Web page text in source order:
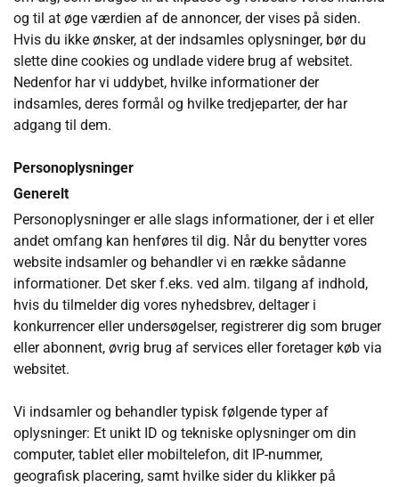
og til at øge værdien af de annoncer, der vises på siden.
Hvis du ikke ønsker, at der indsamles oplysninger, bør du
slette dine cookies og undlade videre brug af websitet.
Nedenfor har vi uddybet, hvilke informationer der
indsamles, deres formål og hvilke tredjeparter, der har
adgang til dem.
Personoplysninger
Generelt
Personoplysninger er alle slags informationer, der i et eller
andet omfang kan henføres til dig. Når du benytter vores
website indsamler og behandler vi en række sådanne
informationer. Det sker f.eks. ved alm. tilgang af indhold,
hvis du tilmelder dig vores nyhedsbrev, deltager i
konkurrencer eller undersøgelser, registrerer dig som bruger
eller abonnent, øvrig brug af services eller foretager køb via
websitet.
Vi indsamler og behandler typisk følgende typer af
oplysninger: Et unikt ID og tekniske oplysninger om din
computer, tablet eller mobiltelefon, dit IP-nummer,
geografisk placering, samt hvilke sider du klikker på